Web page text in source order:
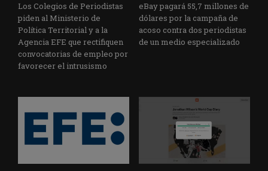
Los Colegios de Periodistas
piden al Ministerio de
Política Territorial y a la
Agencia EFE que rectifiquen
convocatorias de empleo por
favorecer el intrusismo
eBay pagará 55,7 millones de
dólares por la campaña de
acoso contra dos periodistas
de un medio especializado